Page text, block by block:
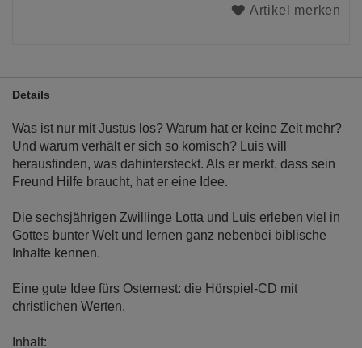
Artikel merken
Details
Was ist nur mit Justus los? Warum hat er keine Zeit mehr?
Und warum verhält er sich so komisch? Luis will
herausfinden, was dahintersteckt. Als er merkt, dass sein
Freund Hilfe braucht, hat er eine Idee.
Die sechsjährigen Zwillinge Lotta und Luis erleben viel in
Gottes bunter Welt und lernen ganz nebenbei biblische
Inhalte kennen.
Eine gute Idee fürs Osternest: die Hörspiel-CD mit
christlichen Werten.
Inhalt: